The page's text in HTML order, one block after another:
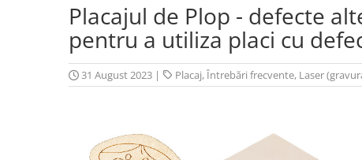
Transparent
Placajul de Plop - defecte
pentru a utiliza placi cu
31 August 2023 | Placaj,Întrebări frecvente, Laser